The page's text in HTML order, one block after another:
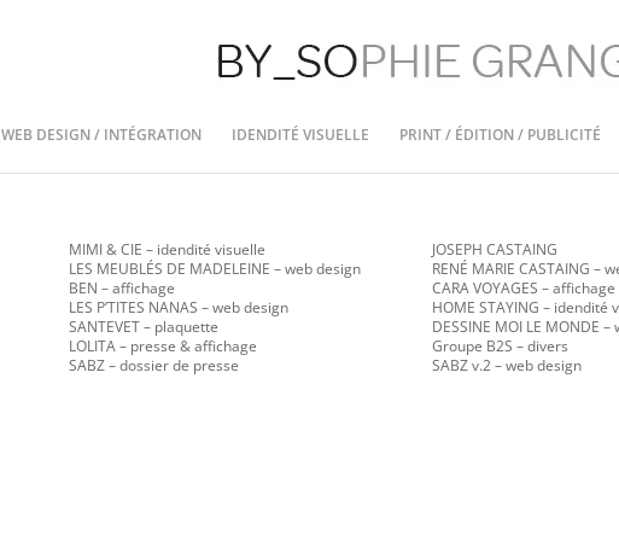
WEB DESIGN / INTÉGRATION IDENDITÉ VISUELLE PRINT / ÉDITION / PUBLICITÉ
MIMI & CIE – idendité visuelle
LES MEUBLÉS DE MADELEINE – web design
BEN – affichage
LES P’TITES NANAS – web design
SANTEVET – plaquette
LOLITA – presse & affichage
SABZ – dossier de presse
JOSEPH CASTAING
RENÉ MARIE CASTAING –
CARA VOYAGES –
HOME STAYING – idendité
DESSINE MOI LE MONDE
Groupe B2S – divers
SABZ v.2– web design